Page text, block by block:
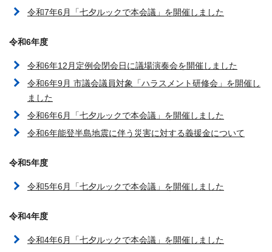
令和7年6月「七夕ルックで本会議」を開催しました
令和6年度
令和6年12月定例会閉会日に議場演奏会を開催しました
令和6年9月 市議会議員対象「ハラスメント研修会」を開催し
ました
令和6年6月「七夕ルックで本会議」を開催しました
令和6年能登半島地震に伴う災害に対する義援金について
令和5年度
令和5年6月「七夕ルックで本会議」を開催しました
令和4年度
令和4年6月「七夕ルックで本会議」を開催しました